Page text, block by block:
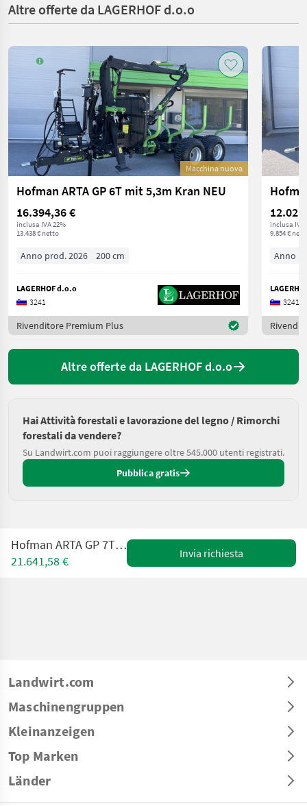
Altre offerte da LAGERHOF d.o.o
Macchina nuova
Hofman ARTA GP 6T mit 5,3m Kran NEU
16.394,36 €
inclusa IVA 22%
13.438 € netto
Anno prod. 2026 200 cm
LAGERHOF d.o.o
3241
Rivenditore Premium Plus
inclusa IVA
9.854 €
Anno
3241
Altre offerte da LAGERHOF d.o.o
Hai Attività forestali e lavorazione del legno / Rimorchi
forestali da vendere?
Su Landwirt.com puoi raggiungere oltre 545.000 utenti registrati.
Pubblica gratis
Hofman ARTA GP 7T mit 6,3m Kran NEU
21.641,58 €
Invia richiesta
Landwirt.com
Maschinengruppen
Kleinanzeigen
Top Marken
Länder